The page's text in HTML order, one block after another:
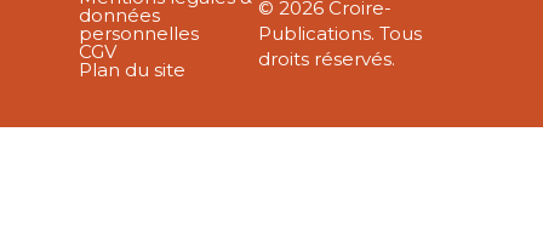
données
personnelles
CGV
Plan du site
© 2026 Croire-
Publications. Tous
droits réservés.